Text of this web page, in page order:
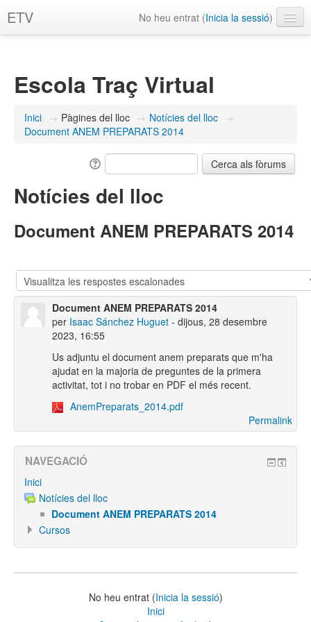
ETV No heu entrat (Inicia la sessió)
Escola Traç Virtual
Inici → Pàgines del lloc → Notícies del lloc →
Document ANEM PREPARATS 2014
Notícies del lloc
Document ANEM PREPARATS 2014
Document ANEM PREPARATS 2014
per Isaac Sánchez Huguet - dijous, 28 desembre
2023, 16:55
Us adjuntu el document anem preparats que m'ha
ajudat en la majoria de preguntes de la primera
activitat, tot i no trobar en PDF el més recent.
AnemPreparats_2014.pdf
Permalink
NAVEGACIÓ
Inici
Notícies del lloc
Document ANEM PREPARATS 2014
Cursos
No heu entrat (Inicia la sessió)
Inici